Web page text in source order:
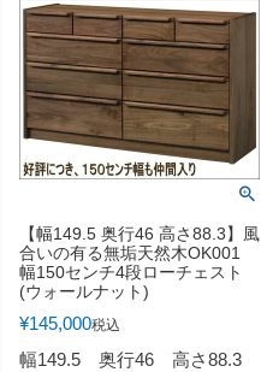
【幅149.5 奥行46 高さ88.3】風
合いの有る無垢天然木OK001
幅150センチ4段ローチェスト
(ウォールナット)
¥145,000税込
幅149.5 奥行46 高さ88.3